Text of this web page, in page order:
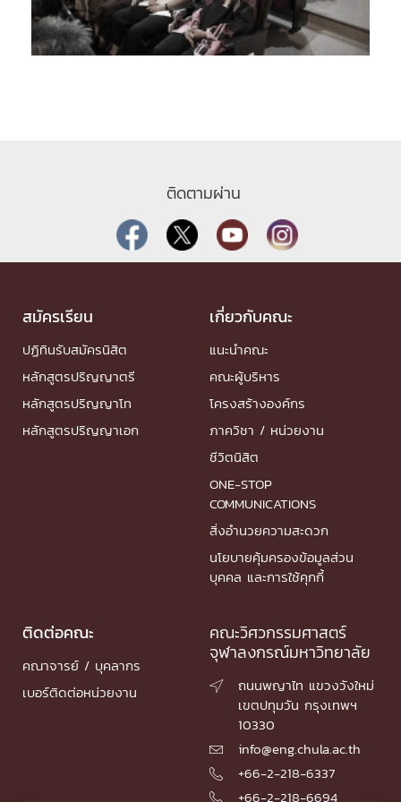
ติดตามผ่าน
สมัครเรียน
ปฏิทินรับสมัครนิสิต
หลักสูตรปริญญาตรี
หลักสูตรปริญญาโท
หลักสูตรปริญญาเอก
เกี่ยวกับคณะ
แนะนำคณะ
คณะผู้บริหาร
โครงสร้างองค์กร
ภาควิชา / หน่วยงาน
ชีวิตนิสิต
ONE-STOP
COMMUNICATIONS
สิ่งอำนวยความสะดวก
นโยบายคุ้มครองข้อมูลส่วน
บุคคล และการใช้คุกกี้
ติดต่อคณะ
คณาจารย์ / บุคลากร
เบอร์ติดต่อหน่วยงาน
คณะวิศวกรรมศาสตร์
จุฬาลงกรณ์มหาวิทยาลัย

ถนนพญาไท แขวงวังใหม่
เขตปทุมวัน กรุงเทพฯ
10330
 info@eng.chula.ac.th
 +66-2-218-6337
 +66-2-218-6694